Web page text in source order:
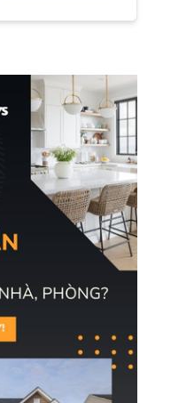
(FIFA) đang đứng trước
cho là đang chuẩn bị tổ
chức cuộc họp khẩn cấp
nhằm xem xét phế truất
ông sau bê bối liên quan
đến kế hoạch thương
mại hoá World Cup.